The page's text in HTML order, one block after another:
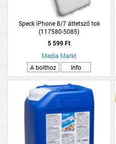
Speck iPhone 8/7 áttetsző tok
(117580-5085)
5 599 Ft
Media Markt
A bolthoz
Info